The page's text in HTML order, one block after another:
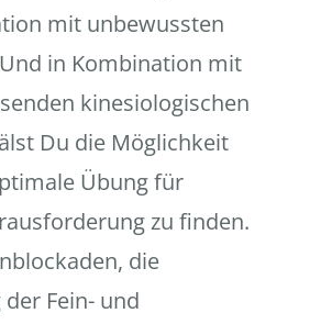
mit unbewussten
in Kombination mit
kinesiologischen
Du die Möglichkeit
Übung für
zu finden.
die
Fein- und